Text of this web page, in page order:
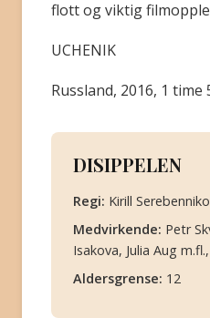
flott og viktig
UCHENIK
Russland, 2016, 1 time
DISIPPELEN
Regi: Kirill
Medvirkende: Petr
Isakova, Julia Aug
Aldersgrense: 12